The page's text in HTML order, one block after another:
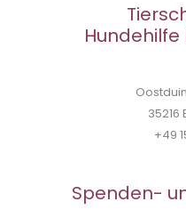
Hundehilfe
+49
Spenden-